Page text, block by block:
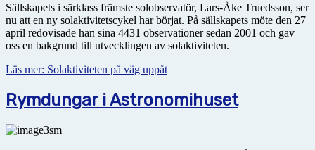
Sällskapets i särklass främste solobservatör, Lars-Åke Truedsson, ser
nu att en ny solaktivitetscykel har börjat. På sällskapets möte den 27
april redovisade han sina 4431 observationer sedan 2001 och gav
oss en bakgrund till utvecklingen av solaktiviteten.
Läs mer: Solaktiviteten på väg uppåt
Rymdungar i Astronomihuset